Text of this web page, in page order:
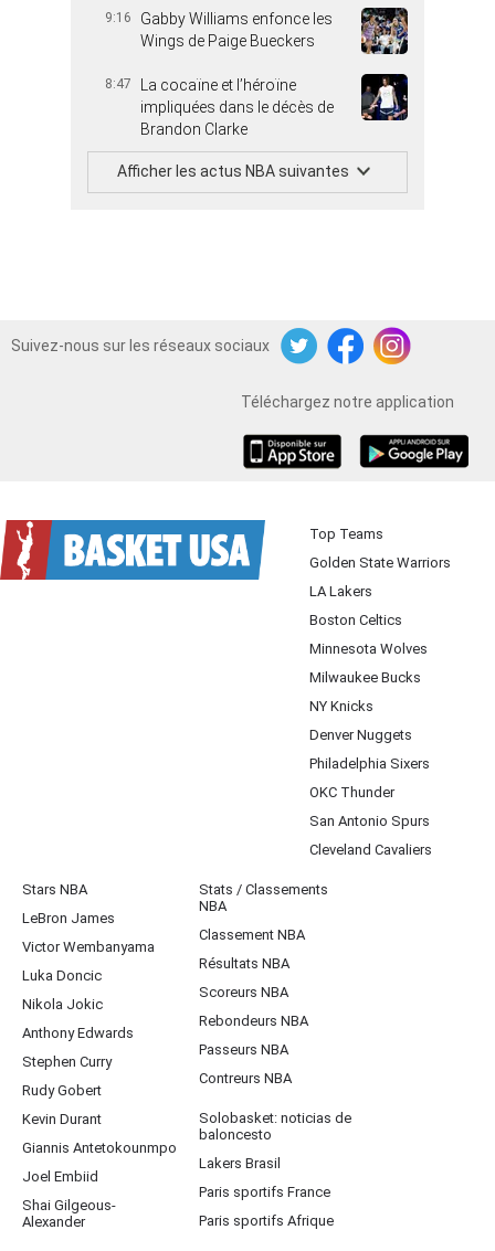
9:16
Gabby Williams enfonce les
Wings de Paige Bueckers
8:47
La cocaïne et l’héroïne
impliquées dans le décès de
Brandon Clarke
Afficher les actus NBA suivantes
Suivez-nous sur les réseaux sociaux
TwitterFacebookInstagram
Téléchargez notre application
Top Teams
Golden State Warriors
LA Lakers
Boston Celtics
Minnesota Wolves
Milwaukee Bucks
NY Knicks
Denver Nuggets
Philadelphia Sixers
OKC Thunder
San Antonio Spurs
Cleveland Cavaliers
Stars NBA
LeBron James
Victor Wembanyama
Luka Doncic
Nikola Jokic
Anthony Edwards
Stephen Curry
Rudy Gobert
Kevin Durant
Giannis Antetokounmpo
Joel Embiid
Shai Gilgeous-
Alexander
Stats / Classements
NBA
Classement NBA
Résultats NBA
Scoreurs NBA
Rebondeurs NBA
Passeurs NBA
Contreurs NBA
Solobasket: noticias de
baloncesto
Lakers Brasil
Paris sportifs France
Paris sportifs Afrique